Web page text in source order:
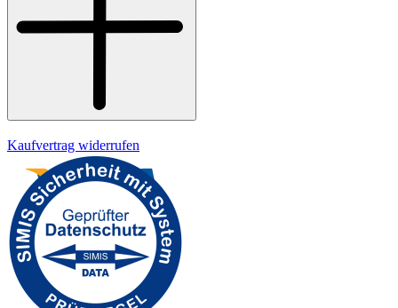
Kaufvertrag widerrufen